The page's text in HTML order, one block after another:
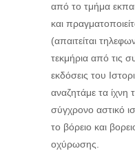
από το τμήμα
και
(απαιτείται
τεκμήρια από τις
εκδόσεις του
αναζητάμε τα ίχνη
σύγχρονο αστικό
το βόρειο και
οχύρωσης.